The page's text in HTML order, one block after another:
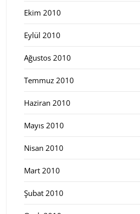
Ekim 2010
Eylül 2010
Ağustos 2010
Temmuz 2010
Haziran 2010
Mayıs 2010
Nisan 2010
Mart 2010
Şubat 2010